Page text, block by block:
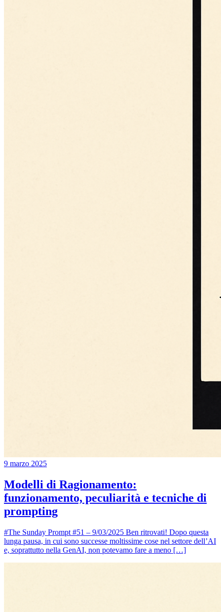
9 marzo 2025
Modelli di Ragionamento:
funzionamento, peculiarità e tecniche di
prompting
#The Sunday Prompt #51 – 9/03/2025 Ben ritrovati! Dopo questa
lunga pausa, in cui sono successe moltissime cose nel settore dell’AI
e, soprattutto nella GenAI, non potevamo fare a meno […]